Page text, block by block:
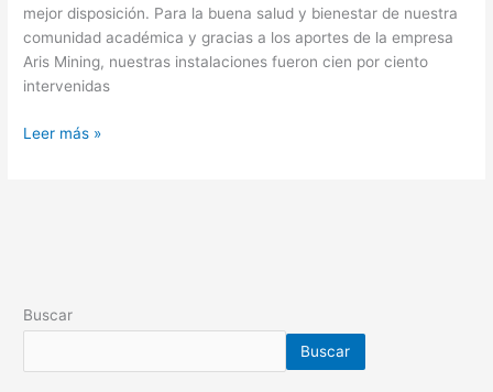
mejor disposición. Para la buena salud y bienestar de nuestra
comunidad académica y gracias a los aportes de la empresa
Aris Mining, nuestras instalaciones fueron cien por ciento
intervenidas
Leer más »
Buscar
Buscar